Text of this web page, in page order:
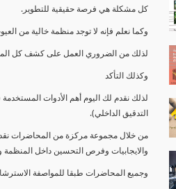
كل مشكلة هي فرصة حقيقية للتطوير.
وكما نعلم فإنه لا توجد منظمة خالية من
لذلك من الضروري العمل على كشف كل
وكذلك التأكد
لذلك نقدم لك اليوم أهم الأدوات
التدقيق الداخلي).
من خلال مجموعة مركزة من المحاضرات نقدم
والايجابيات وفرص التحسين داخل المنظمة
وجميع المحاضرات طبقا للمواصفة الاسترشادية